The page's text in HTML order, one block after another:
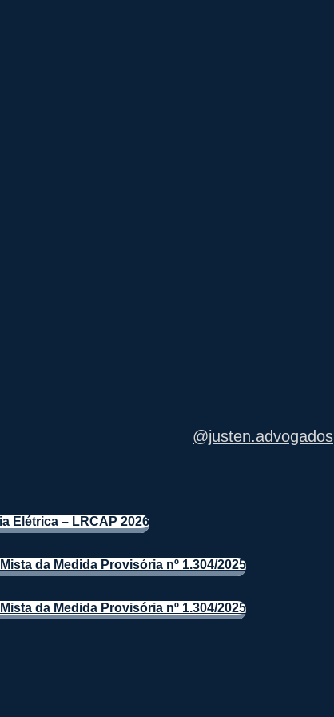
@justen.advogados
Elétrica – LRCAP 2026
da Medida Provisória nº 1.304/2025
da Medida Provisória nº 1.304/2025